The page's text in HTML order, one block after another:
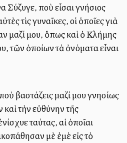
ποὺ εἶσαι γνήσιος
τὶς γυναῖκες, οἱ ὁποῖες γιὰ
μαζί μου, ὅπως καὶ ὁ Κλήμης
τῶν ὁποίων τὰ ὀνόματα εἶναι
βαστάζεις μαζί μου γνησίως
καὶ τὴν εὐθύνην τῆς
ταύτας, αἱ ὁποῖαι
μὲ ἐμὲ εἰς τὸ